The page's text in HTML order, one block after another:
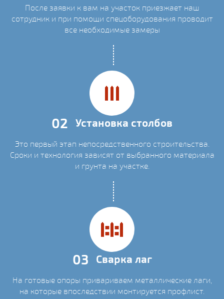
После заявки к вам на участок приезжает наш
сотрудник и при помощи спецоборудования проводит
все необходимые замеры
02 Установка столбов
Это первый этап непосредственного строительства.
Сроки и технология зависят от выбранного материала
и грунта на участке.
03 Сварка лаг
На готовые опоры привариваем металлические лаги,
на которые впоследствии монтируется профлист.